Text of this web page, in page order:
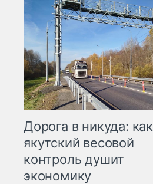
Дорога в никуда: как
якутский весовой
контроль душит
экономику